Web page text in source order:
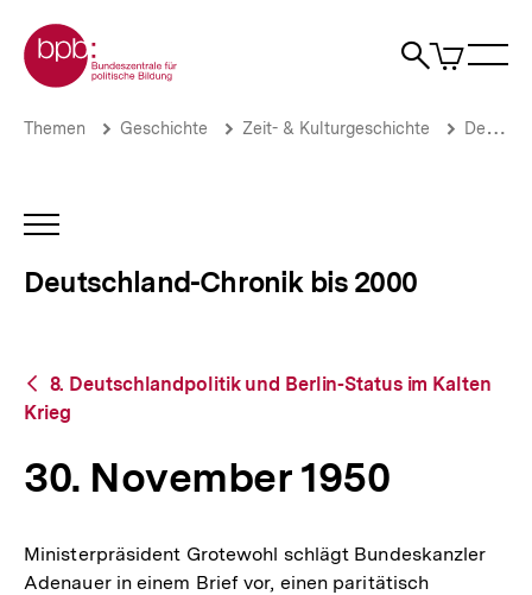
zum
Seiteninhalt
springen
Zur Startseite der bpb
Suche
Artikel
im
30.
Deutschland-
Chronik
2000
Brotkrümelnavigation
Pfadnavigation
Themen Geschichte Zeit- & Kulturgeschichte Deutschland-Chronik bis 2000
INHALTSNAVIGATION
Deutschland-Chronik bis 2000
Zurück
zur
Übersicht
8. Deutschlandpolitik und Berlin-Status im Kalten
Krieg
30. November 1950
Ministerpräsident Grotewohl schlägt Bundeskanzler
Adenauer in einem Brief vor, einen paritätisch